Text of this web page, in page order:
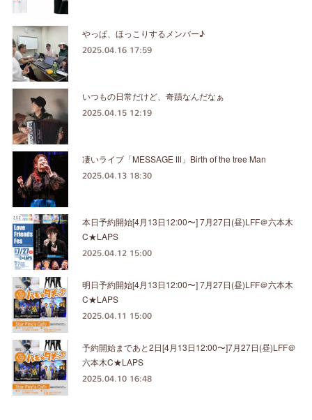
やっぱ、ほっこりするメンバー♪
2025.04.16 17:59
いつもの日常だけど、奇蹟なんだなぁ
2025.04.15 12:19
凄いライブ「MESSAGE Ⅲ」Birth of the tree Man
2025.04.13 18:30
本日予約開始[4月13日12:00〜] 7月27日(昼)LFF＠六本木
C★LAPS
2025.04.12 15:00
明日予約開始[4月13日12:00〜] 7月27日(昼)LFF＠六本木
C★LAPS
2025.04.11 15:00
予約開始まであと2日[4月13日12:00〜]7月27日(昼)LFF＠
六本木C★LAPS
2025.04.10 16:48